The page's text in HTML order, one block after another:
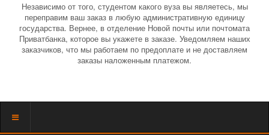
Независимо от того, студентом какого вуза вы являетесь, мы
переправим ваш заказ в любую административную единицу
государства. Вернее, в отделение Новой почты или почтомата
Приватбанка, которое вы укажете в заказе. Уведомляем наших
заказчиков, что мы работаем по предоплате и не доставляем
заказы наложенным платежом.
Показать